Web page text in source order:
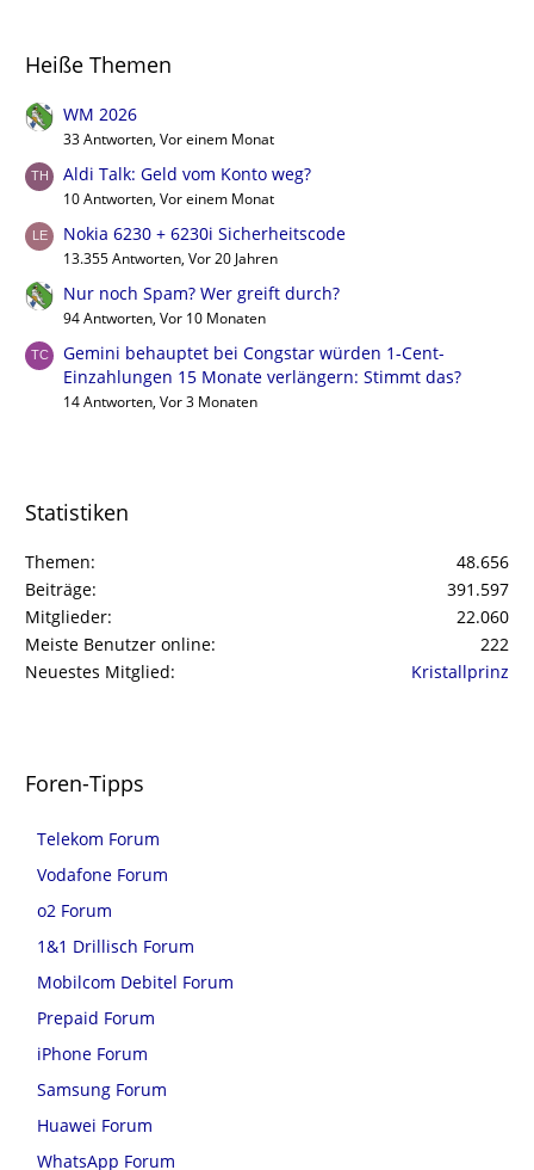
Heiße Themen
WM 2026
33 Antworten, Vor einem Monat
Aldi Talk: Geld vom Konto weg?
10 Antworten, Vor einem Monat
Nokia 6230 + 6230i Sicherheitscode
13.355 Antworten, Vor 20 Jahren
Nur noch Spam? Wer greift durch?
94 Antworten, Vor 10 Monaten
Gemini behauptet bei Congstar würden 1-Cent-
Einzahlungen 15 Monate verlängern: Stimmt das?
14 Antworten, Vor 3 Monaten
Statistiken
Themen
48.656
Beiträge
391.597
Mitglieder
22.060
Meiste Benutzer online
222
Neuestes Mitglied
Kristallprinz
Foren-Tipps
Telekom Forum
Vodafone Forum
o2 Forum
1&1 Drillisch Forum
Mobilcom Debitel Forum
Prepaid Forum
iPhone Forum
Samsung Forum
Huawei Forum
WhatsApp Forum